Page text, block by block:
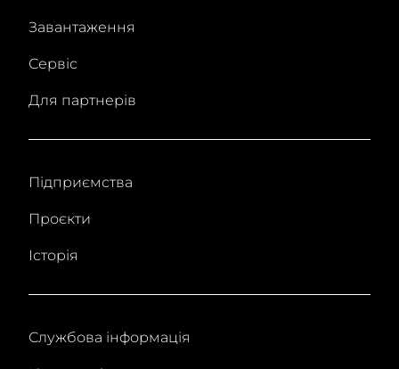
Завантаження
Сервіс
Для партнерів
Підприємства
Проєкти
Історія
Службова інформація